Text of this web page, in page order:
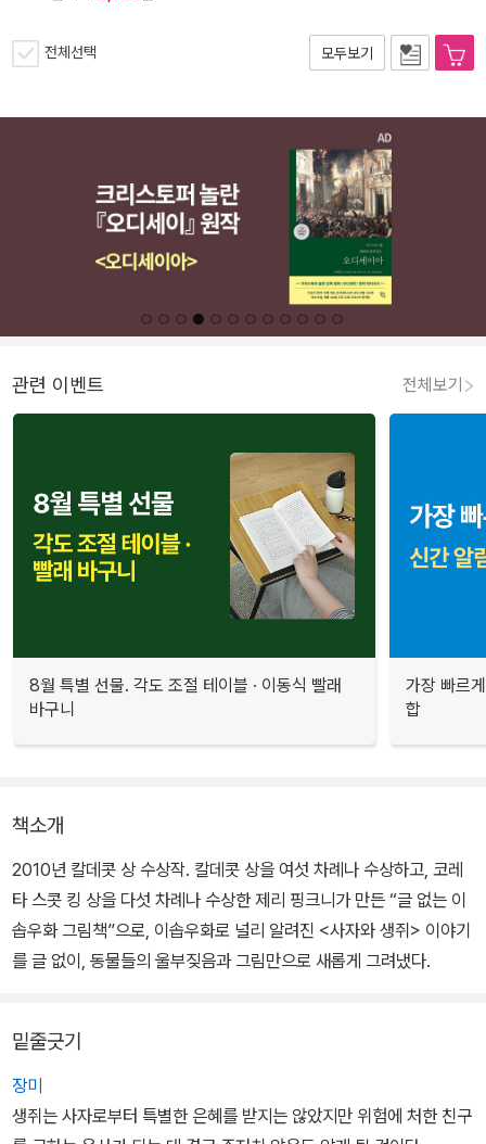
전체선택 모두보기
관련 이벤트 전체보기
8월 특별 선물. 각도 조절 테이블 · 이동식 빨래
바구니
가장 빠르
합
책소개
2010년 칼데콧 상 수상작. 칼데콧 상을 여섯 차례나 수상하고, 코레
타 스콧 킹 상을 다섯 차례나 수상한 제리 핑크니가 만든 “글 없는 이
솝우화 그림책”으로, 이솝우화로 널리 알려진 <사자와 생쥐> 이야기
를 글 없이, 동물들의 울부짖음과 그림만으로 새롭게 그려냈다.
밑줄긋기
장미
생쥐는 사자로부터 특별한 은혜를 받지는 않았지만 위험에 처한 친구